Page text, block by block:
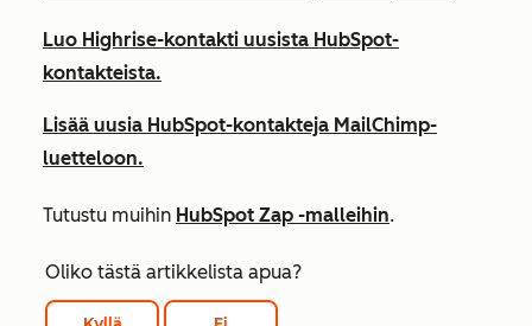
Luo Highrise-kontakti uusista HubSpot-
kontakteista.
Lisää uusia HubSpot-kontakteja MailChimp-
luetteloon.
Tutustu muihin HubSpot Zap -malleihin.
Oliko tästä artikkelista apua?